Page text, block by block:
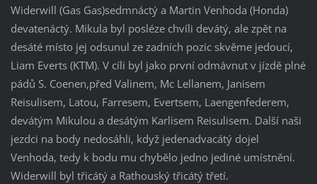
Widerwill (Gas Gas)sedmnáctý a Martin Venhoda (Honda)
devatenáctý. Mikula byl posléze chvíli devátý, ale zpět na
desáté místo jej odsunul ze zadních pozic skvěme jedoucí,
Liam Everts (KTM). V cíli byl jako první odmávnut v jízdě plné
pádů S. Coenen,před Valinem, Mc Lellanem, Janisem
Reisulisem, Latou, Farresem, Evertsem, Laengenfederem,
devátým Mikulou a desátým Karlisem Reisulisem. Další naši
jezdci na body nedosáhli, když jedenadvacátý dojel
Venhoda, tedy k bodu mu chybělo jedno jediné umístnění.
Widerwill byl třicátý a Rathouský třicátý třetí.